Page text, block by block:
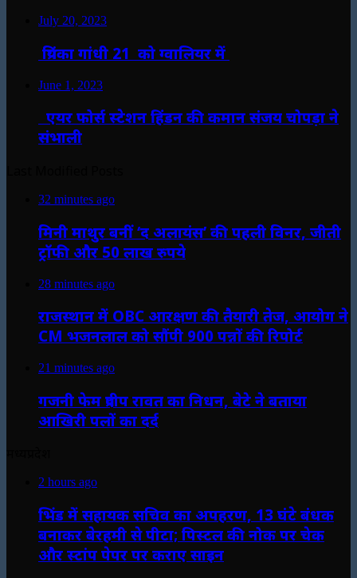
July 20, 2023
प्रियंका गांधी 21 को ग्वालियर में
June 1, 2023
एयर फोर्स स्टेशन हिंडन की कमान संजय चोपड़ा ने
संभाली
32 minutes ago
मिनी माथुर बनीं ‘द अलायंस’ की पहली विनर, जीती
ट्रॉफी और 50 लाख रुपये
28 minutes ago
राजस्थान में OBC आरक्षण की तैयारी तेज, आयोग ने
CM भजनलाल को सौंपी 900 पन्नों की रिपोर्ट
21 minutes ago
गजनी फेम प्रदीप रावत का निधन, बेटे ने बताया
आखिरी पलों का दर्द
2 hours ago
भिंड में सहायक सचिव का अपहरण, 13 घंटे बंधक
बनाकर बेरहमी से पीटा; पिस्टल की नोक पर चेक
और स्टांप पेपर पर कराए साइन